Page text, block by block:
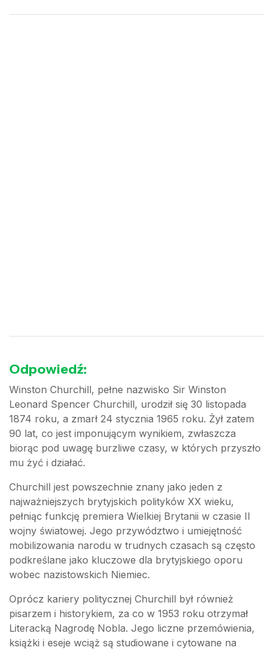
Odpowiedź:
Winston Churchill, pełne nazwisko Sir Winston
Leonard Spencer Churchill, urodził się 30 listopada
1874 roku, a zmarł 24 stycznia 1965 roku. Żył zatem
90 lat, co jest imponującym wynikiem, zwłaszcza
biorąc pod uwagę burzliwe czasy, w których przyszło
mu żyć i działać.
Churchill jest powszechnie znany jako jeden z
najważniejszych brytyjskich polityków XX wieku,
pełniąc funkcję premiera Wielkiej Brytanii w czasie II
wojny światowej. Jego przywództwo i umiejętność
mobilizowania narodu w trudnych czasach są często
podkreślane jako kluczowe dla brytyjskiego oporu
wobec nazistowskich Niemiec.
Oprócz kariery politycznej Churchill był również
pisarzem i historykiem, za co w 1953 roku otrzymał
Literacką Nagrodę Nobla. Jego liczne przemówienia,
książki i eseje wciąż są studiowane i cytowane na